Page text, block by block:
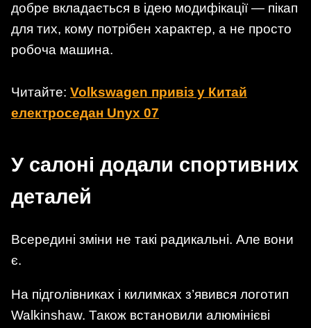
добре вкладається в ідею модифікації — пікап
для тих, кому потрібен характер, а не просто
робоча машина.
Читайте: Volkswagen привіз у Китай
електроседан Unyx 07
У салоні додали спортивних
деталей
Всередині зміни не такі радикальні. Але вони
є.
На підголівниках і килимках з’явився логотип
Walkinshaw. Також встановили алюмінієві